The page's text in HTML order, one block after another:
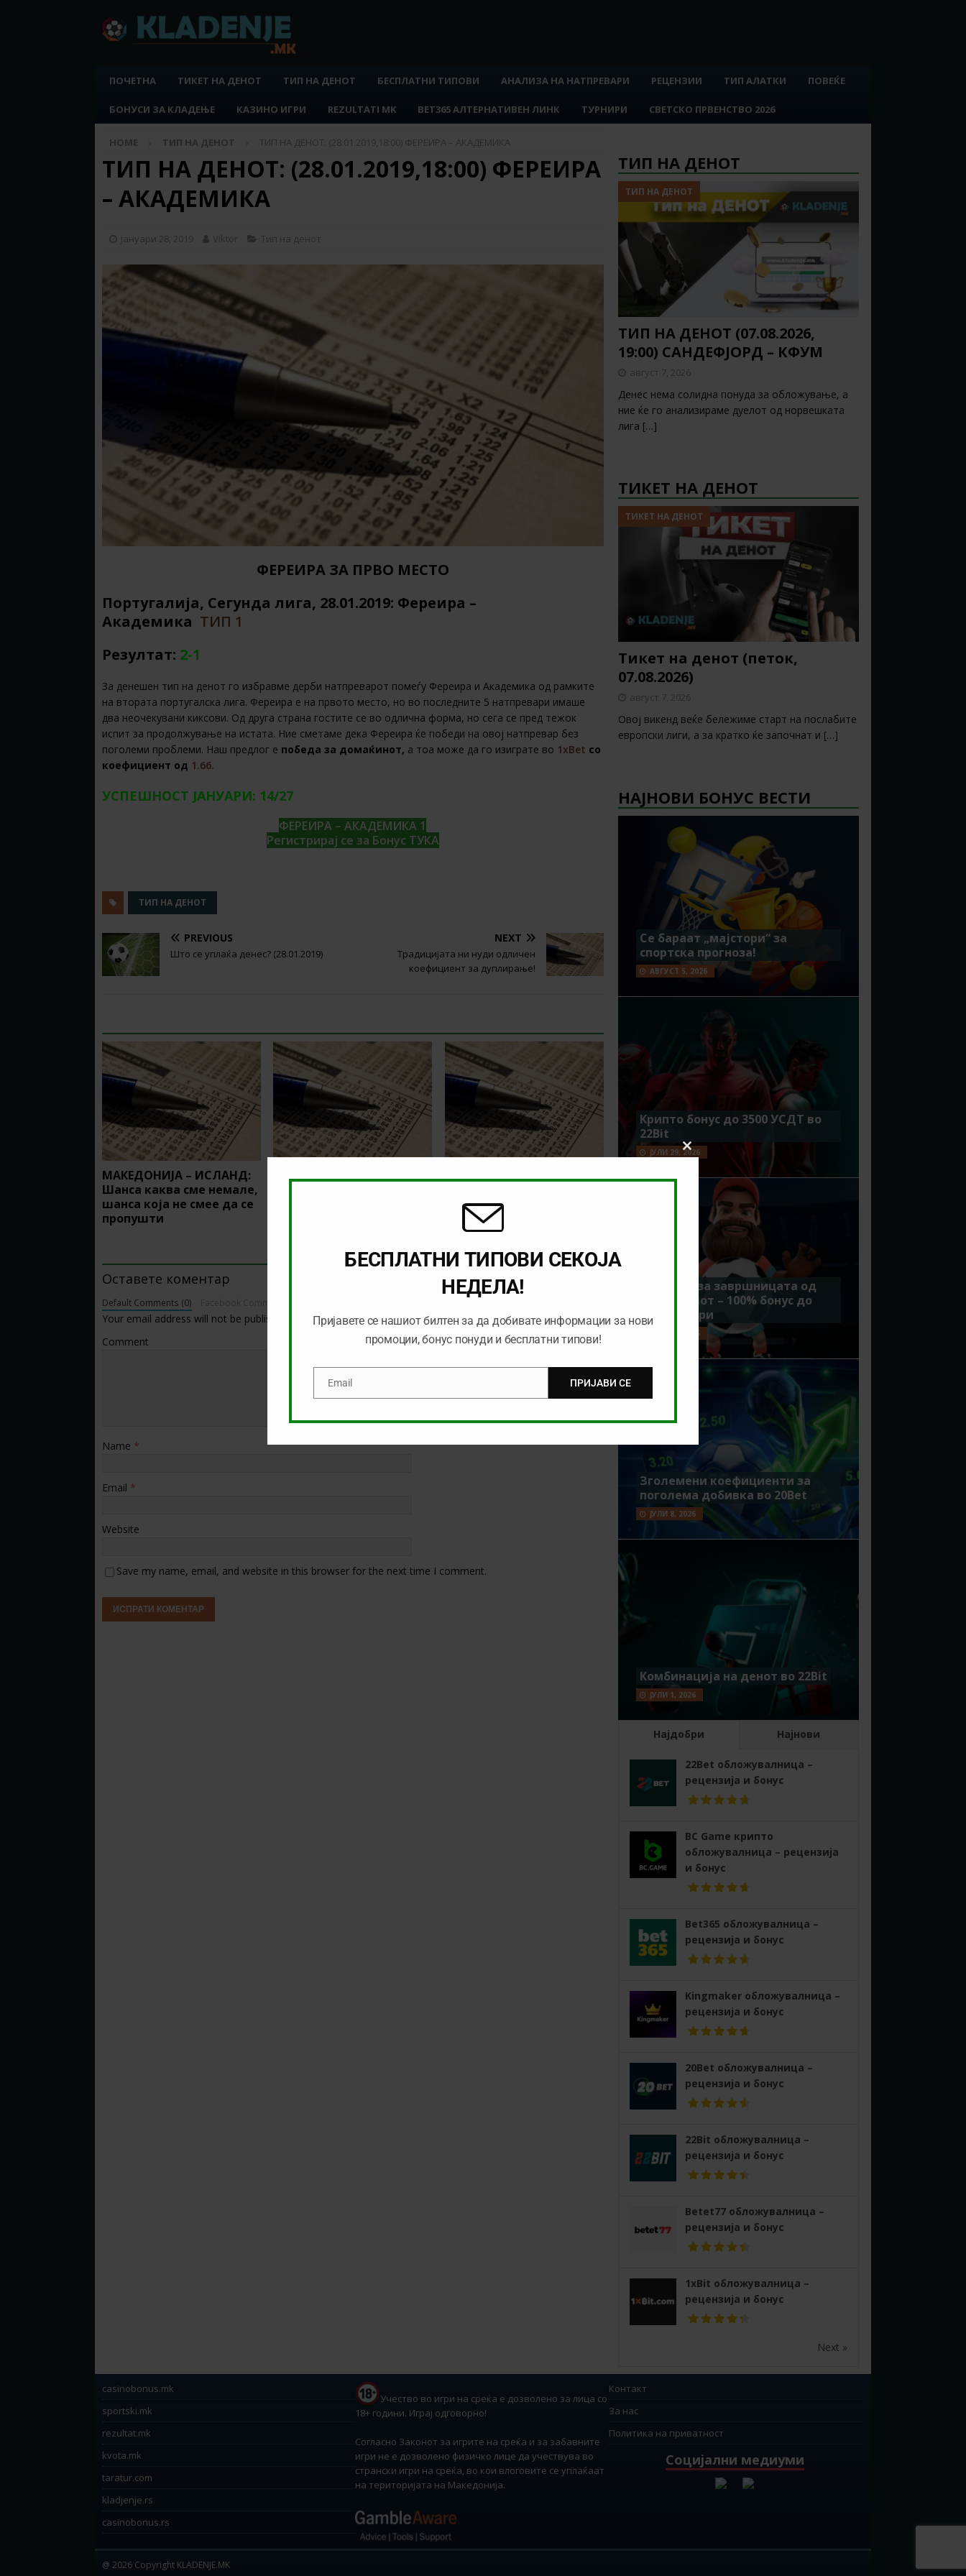
ПОЧЕТНА ТИКЕТ НА ДЕНОТ ТИП НА ДЕНОТ БЕСПЛАТНИ ТИПОВИ АНАЛИЗА НА НАТПРЕВАРИ РЕЦЕНЗИИ ТИП АЛАТКИ ПОВЕЌЕ
БОНУСИ ЗА КЛАДЕЊЕ КАЗИНО ИГРИ REZULTATI MK BET365 АЛТЕРНАТИВЕН ЛИНК ТУРНИРИ СВЕТСКО ПРВЕНСТВО 2026
HOME ТИП НА ДЕНОТ ТИП НА ДЕНОТ: (28.01.2019,18:00) ФЕРЕИРА – АКАДЕМИКА
ТИП НА ДЕНОТ: (28.01.2019,18:00) ФЕРЕИРА
– АКАДЕМИКА
јануари 28, 2019 Viktor Тип на денот
ФЕРЕИРА ЗА ПРВО МЕСТО
Португалија, Сегунда лига, 28.01.2019: Фереира –
Академика ТИП 1
Резултат: 2-1
За денешен тип на денот го избравме дерби натпреварот помеѓу Фереира и Академика од рамките
на втората португалска лига. Фереира е на првото место, но во последните 5 натпревари имаше
два неочекувани киксови. Од друга страна гостите се во одлична форма, но сега се пред тежок
испит за продолжување на истата. Ние сметаме дека Фереира ќе победи на овој натпревар без
поголеми проблеми. Наш предлог е победа за домаќинот, а тоа може да го изиграте во 1xBet со
коефициент од 1.66.
УСПЕШНОСТ ЈАНУАРИ: 14/27
ФЕРЕИРА – АКАДЕМИКА 1
Регистрирај се за Бонус ТУКА
ТИП НА ДЕНОТ
PREVIOUS
Што се уплаќа денес? (28.01.2019)
NEXT
Традицијата ни нуди одличен
коефициент за дуплирање!
МАКЕДОНИЈА – ИСЛАНД:
Шанса каква сме немале,
шанса која не смее да се
пропушти
ТИП НА ДЕНОТ:
ТИП НА ДЕНОТ:
МИТЈИЛАНД –
СИЛКЕБОРГ
Оставете коментар
Default Comments (0)
Your email address will not be published.
Comment
Name *
Email *
Website
Save my name, email, and website in this browser for the next time I comment.
ТИП НА ДЕНОТ
ТИП НА ДЕНОТ
ТИП НА ДЕНОТ (07.08.2026,
19:00) САНДЕФЈОРД – КФУМ
август 7, 2026
Денес нема солидна понуда за обложување, а
ние ќе го анализираме дуелот од норвешката
лига […]
ТИКЕТ НА ДЕНОТ
ТИКЕТ НА ДЕНОТ
Тикет на денот (петок,
07.08.2026)
август 7, 2026
Овој викенд веќе бележиме старт на послабите
европски лиги, а за кратко ќе започнат и […]
НАЈНОВИ БОНУС ВЕСТИ
Се бараат „мајстори“ за
спортска прогноза!
АВГУСТ 5, 2026
Крипто бонус до 3500 УСДТ во
22Bit
ЈУЛИ 29, 2026
Идеално за завршницата од
Мундијалот – 100% бонус до
7500 денари
ЈУЛИ 15, 2026
Зголемени коефициенти за
поголема добивка во 20Bet
ЈУЛИ 8, 2026
Комбинација на денот во 22Bit
ЈУЛИ 1, 2026
Најдобри Најнови
22Bet обложувалница –
рецензија и бонус
BC Game крипто
обложувалница – рецензија
и бонус
Bet365 обложувалница –
рецензија и бонус
Kingmaker обложувалница –
рецензија и бонус
20Bet обложувалница –
рецензија и бонус
22Bit обложувалница –
рецензија и бонус
Betet77 обложувалница –
рецензија и бонус
1xBit обложувалница –
рецензија и бонус
Next »
casinobonus.mk
sportski.mk
rezultat.mk
kvota.mk
taratur.com
kladjenje.rs
casinobonus.rs
Учество во игри на среќа е дозволено за лица со
18+ години. Играј одговорно!
Согласно Законот за игрите на среќа и за забавните
игри не е дозволено физичко лице да учествува во
странски игри на среќа, во кои влоговите се уплаќаат
на територијата на Македонија.
Контакт
За нас
Политика на приватност
Социјални медиуми
@ 2026 Copyright KLADENJE.MK
Close
module
БЕСПЛАТНИ ТИПОВИ СЕКОЈА
НЕДЕЛА!
Пријавете се нашиот билтен за да добивате информации за нови
промоции, бонус понуди и бесплатни типови!
EmailEmail ПРИЈАВИ СЕ